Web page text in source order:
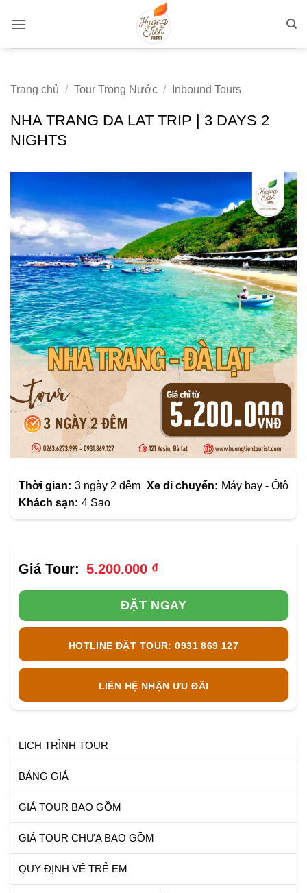
qua
Trang chủ / Tour Trong Nước / Inbound Tours
NHA TRANG DA LAT TRIP | 3 DAYS 2
NIGHTS
Thời gian: 3 ngày 2 đêm Xe di chuyển: Máy bay - Ôtô
Khách sạn: 4 Sao
5.200.000 ₫
ĐẶT NGAY
HOTLINE ĐẶT TOUR: 0931 869 127
LIÊN HỆ NHẬN ƯU ĐÃI
LỊCH TRÌNH TOUR
BẢNG GIÁ
GIÁ TOUR BAO GỒM
GIÁ TOUR CHƯA BAO GỒM
QUY ĐỊNH VÉ TRẺ EM